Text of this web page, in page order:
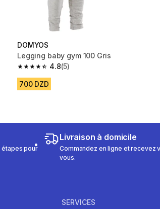
DOMYOS
Legging baby gym 100 Gris
4.8
4.8 out of 5 stars from 5 reviews
(5)
700 DZD
étapes pour
Livraison à domicile
Commandez en ligne et recevez
vous.
SERVICES